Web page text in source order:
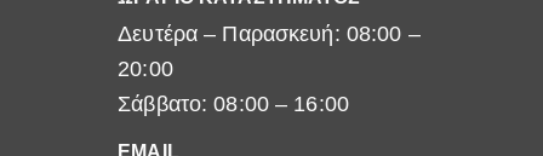
Δευτέρα – Παρασκευή: 08:00 –
20:00
Σάββατο: 08:00 – 16:00